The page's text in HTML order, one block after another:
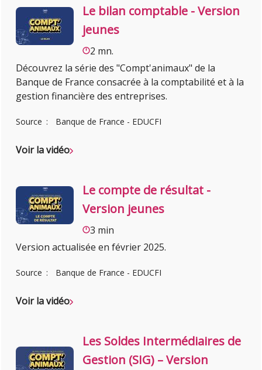
Le bilan comptable - Version
jeunes
2 mn.
Découvrez la série des "Compt'animaux" de la
Banque de France consacrée à la comptabilité et à la
gestion financière des entreprises.
Source Banque de France - EDUCFI
Voir la vidéo
Le compte de résultat -
Version jeunes
3 min
Version actualisée en février 2025.
Source Banque de France - EDUCFI
Voir la vidéo
Les Soldes Intermédiaires de
Gestion (SIG) – Version